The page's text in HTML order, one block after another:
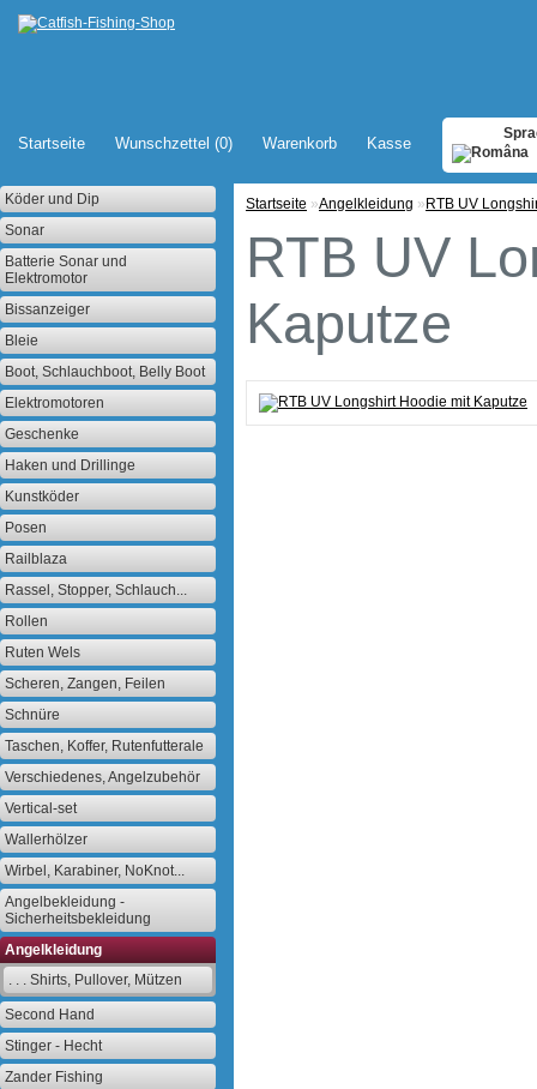
Startseite Wunschzettel (0) Warenkorb Kasse
Köder und Dip
Sonar
Batterie Sonar und
Elektromotor
Bissanzeiger
Bleie
Boot, Schlauchboot, Belly Boot
Elektromotoren
Geschenke
Haken und Drillinge
Kunstköder
Posen
Railblaza
Rassel, Stopper, Schlauch...
Rollen
Ruten Wels
Scheren, Zangen, Feilen
Schnüre
Taschen, Koffer, Rutenfutterale
Verschiedenes, Angelzubehör
Vertical-set
Wallerhölzer
Wirbel, Karabiner, NoKnot...
Angelbekleidung -
Sicherheitsbekleidung
Angelkleidung
. . . Shirts, Pullover, Mützen
Second Hand
Stinger - Hecht
Zander Fishing
Startseite »Angelkleidung » RTB UV
RTB UV
Kaputze